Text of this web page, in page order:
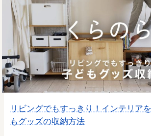
リビングでもすっきり！インテリア
もグッズの収納方法